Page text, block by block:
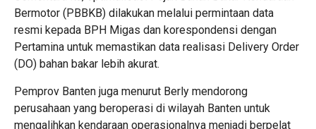
Bermotor (PBBKB) dilakukan melalui permintaan data
resmi kepada BPH Migas dan korespondensi dengan
Pertamina untuk memastikan data realisasi Delivery Order
(DO) bahan bakar lebih akurat.
Pemprov Banten juga menurut Berly mendorong
perusahaan yang beroperasi di wilayah Banten untuk
mengalihkan kendaraan operasionalnya menjadi berpelat